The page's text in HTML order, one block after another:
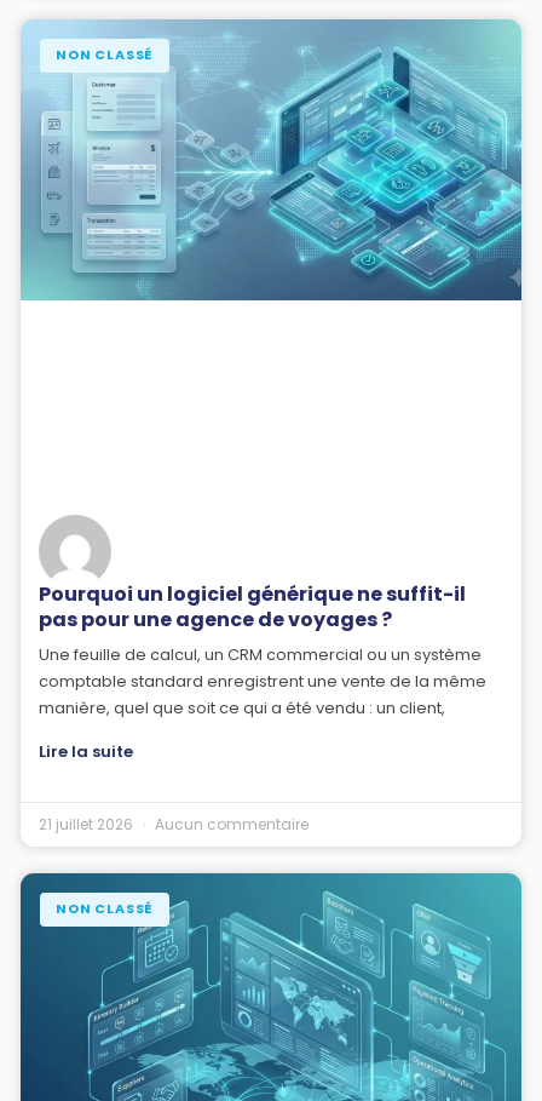
NON CLASSÉ
Pourquoi un logiciel générique ne suffit-il
pas pour une agence de voyages ?
Une feuille de calcul, un CRM commercial ou un système
comptable standard enregistrent une vente de la même
manière, quel que soit ce qui a été vendu : un client,
Lire la suite
21 juillet 2026 Aucun commentaire
NON CLASSÉ